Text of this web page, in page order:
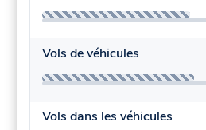
Vols de véhicules
Vols dans les véhicules